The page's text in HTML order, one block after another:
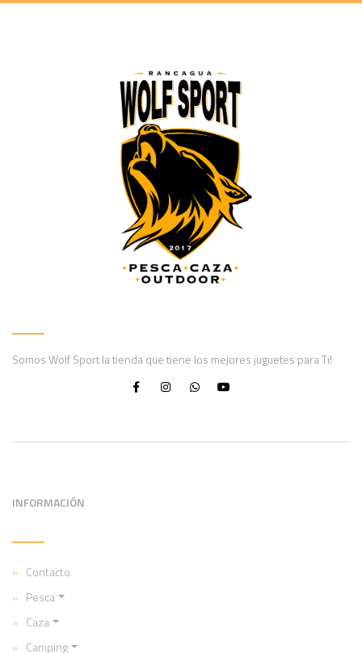
Somos Wolf Sport la tienda que tiene los mejores juguetes para Ti!
INFORMACIÓN
Contacto
Pesca
Caza
Camping